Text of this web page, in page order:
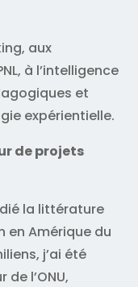
aux
à l’intelligence
et
expérientielle.
de projets
la littérature
en Amérique du
j’ai été
l’ONU,